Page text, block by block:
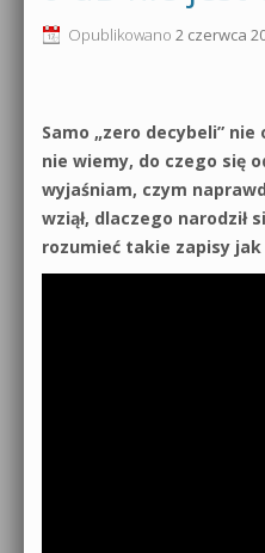
Sound Forge od podstaw
Dubstep z syntezatorem
Kontakt 5 Kompendium
0dB.pl - informacje
Materiały dla mediów
Archiwum aktualności
Polityka prywatności
Opublikowano 2 czerwca
Samo „zero decybeli”
nie wiemy, do czego się
wyjaśniam, czym
wziął, dlaczego narodził
rozumieć takie zapisy jak